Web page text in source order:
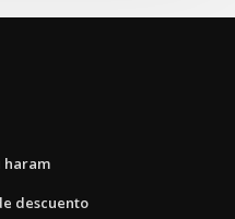
haram
descuento